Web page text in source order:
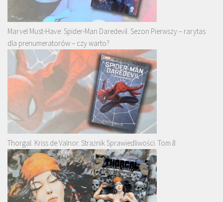
Marvel Must-Have: Spider-Man Daredevil. Sezon Pierwszy – rarytas
dla prenumeratorów – czy warto?
Thorgal. Kriss de Valnor. Strażnik Sprawiedliwości. Tom 8